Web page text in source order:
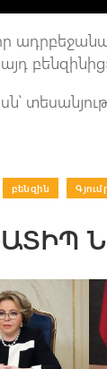
բենզին